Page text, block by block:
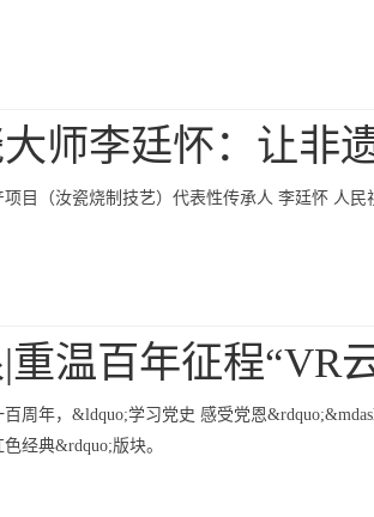
师李廷怀：让非
项目（汝瓷烧制技艺）代表性传承人 李廷怀 人
重温百年征程“VR
周年，&ldquo;学习党史 感受党恩
经典&rdquo;版块。